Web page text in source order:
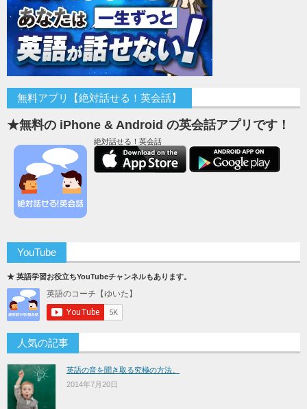
無料アプリ【絶対話せる！英会話】
★無料の iPhone & Android の英会話アプリです！
絶対話せる！英会話
YouTube
★ 英語学習お役立ちYouTubeチャンネルもあります。
人気の記事
英語の音を聞き取る究極の方法。
2014年7月20日